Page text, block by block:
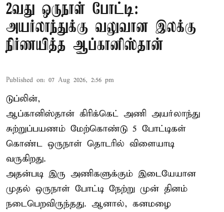
2வது ஒருநாள் போட்டி:
அயர்லாந்துக்கு வலுவான இலக்கு
நிர்ணயித்த ஆப்கானிஸ்தான்
Published on: 07 Aug 2026, 2:56 pm
டுப்லின்,
ஆப்கானிஸ்தான் கிரிக்கெட் அணி அயர்லாந்து
சுற்றுப்பயணம் மேற்கொண்டு 5 போட்டிகள்
கொண்ட ஒருநாள் தொடரில் விளையாடி
வருகிறது.
அதன்படி இரு அணிகளுக்கும் இடையேயான
முதல் ஒருநாள் போட்டி நேற்று முன் தினம்
நடைபெறவிருந்தது. ஆனால், கனமழை